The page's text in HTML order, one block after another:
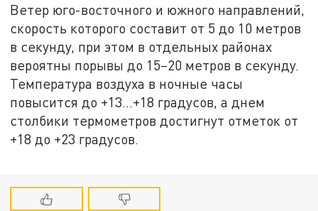
Ветер юго-восточного и южного направлений,
скорость которого составит от 5 до 10 метров
в секунду, при этом в отдельных районах
вероятны порывы до 15–20 метров в секунду.
Температура воздуха в ночные часы
повысится до +13…+18 градусов, а днем
столбики термометров достигнут отметок от
+18 до +23 градусов.